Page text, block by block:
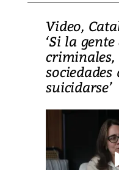
Video,
‘Si la
criminales,
sociedades
suicidarse’